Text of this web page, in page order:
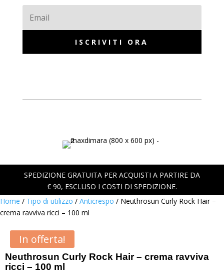
ISCRIVITI ORA
SPEDIZIONE GRATUITA PER ACQUISTI A PARTIRE DA
€ 90, ESCLUSO I COSTI DI SPEDIZIONE.
Home / Tipo di utilizzo / Anticrespo / Neuthrosun Curly Rock Hair –
crema ravviva ricci – 100 ml
In offerta!
Neuthrosun Curly Rock Hair – crema ravviva
ricci – 100 ml